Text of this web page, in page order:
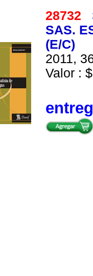
28732
SAS.
(E/C)
2011,
Valor :